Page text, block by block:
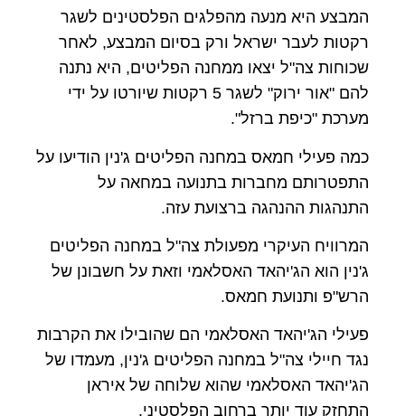
המבצע היא מנעה מהפלגים הפלסטינים לשגר
רקטות לעבר ישראל ורק בסיום המבצע, לאחר
שכוחות צה"ל יצאו ממחנה הפליטים, היא נתנה
להם "אור ירוק" לשגר 5 רקטות שיורטו על ידי
מערכת "כיפת ברזל".
כמה פעילי חמאס במחנה הפליטים ג'נין הודיעו על
התפטרותם מחברות בתנועה במחאה על
התנהגות ההנהגה ברצועת עזה.
המרוויח העיקרי מפעולת צה"ל במחנה הפליטים
ג'נין הוא הג'יהאד האסלאמי וזאת על חשבונן של
הרש"פ ותנועת חמאס.
פעילי הג'יהאד האסלאמי הם שהובילו את הקרבות
נגד חיילי צה"ל במחנה הפליטים ג'נין, מעמדו של
הג'יהאד האסלאמי שהוא שלוחה של איראן
התחזק עוד יותר ברחוב הפלסטיני.